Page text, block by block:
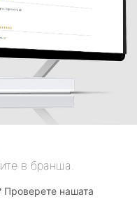
в бранша.
Проверете нашата